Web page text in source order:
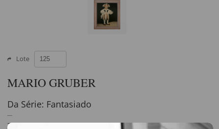
Lote
MARIO GRUBER
Da Série: Fantasiado
70 x 59 cm